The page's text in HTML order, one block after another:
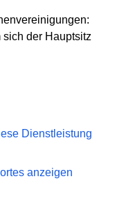
der Hauptsitz
Dienstleistung
anzeigen